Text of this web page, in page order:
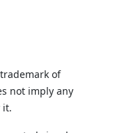
of
not imply any
it.